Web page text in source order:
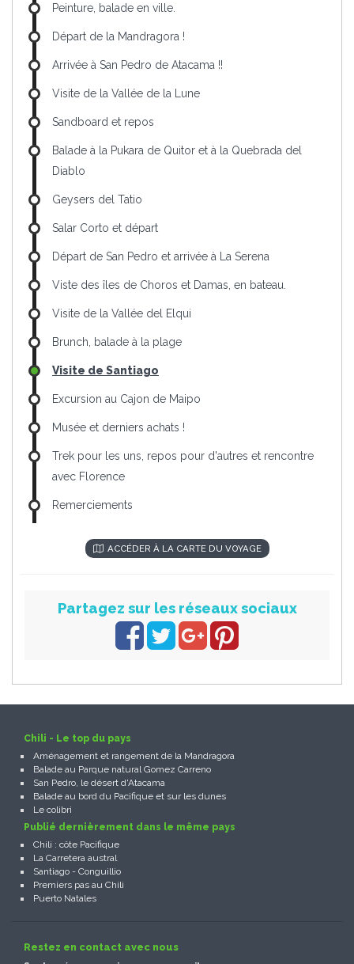
Peinture, balade en ville.
Départ de la Mandragora !
Arrivée à San Pedro de Atacama !!
Visite de la Vallée de la Lune
Sandboard et repos
Balade à la Pukara de Quitor et à la Quebrada del
Diablo
Geysers del Tatio
Salar Corto et départ
Départ de San Pedro et arrivée à La Serena
Viste des îles de Choros et Damas, en bateau.
Visite de la Vallée del Elqui
Brunch, balade à la plage
Visite de Santiago
Excursion au Cajon de Maipo
Musée et derniers achats !
Trek pour les uns, repos pour d'autres et rencontre
avec Florence
Remerciements
ACCÉDER À LA CARTE DU VOYAGE
Partagez sur les réseaux sociaux
Chili - Le top du pays
Aménagement et rangement de la Mandragora
Balade au Parque natural Gomez Carreno
San Pedro, le désert d'Atacama
Balade au bord du Pacifique et sur les dunes
Le colibri
Publié dernièrement dans le même pays
Chili : côte Pacifique
La Carretera austral
Santiago - Conguillio
Premiers pas au Chili
Puerto Natales
Restez en contact avec nous